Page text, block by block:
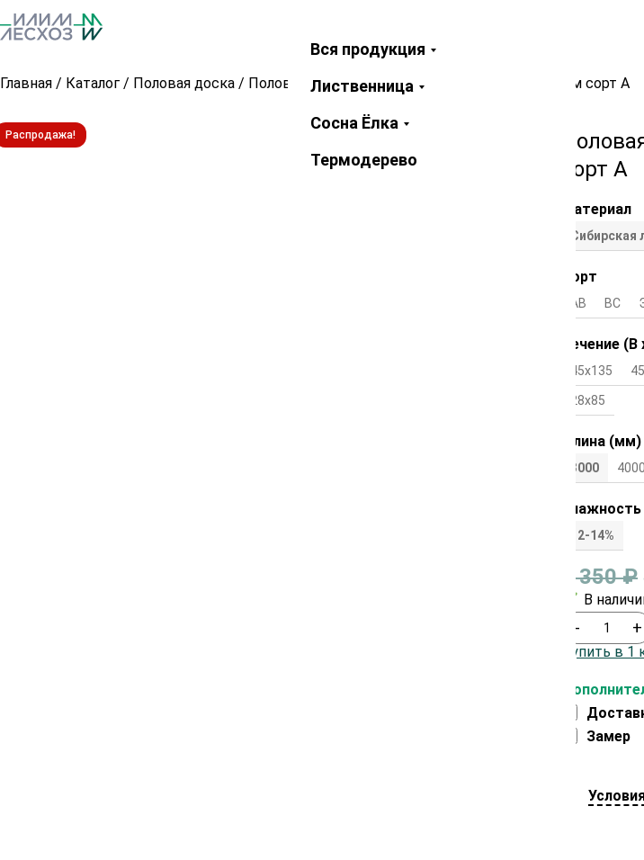
Закрыть
Вся продукция
Лиственница
Сосна Ёлка
Термодерево
Главная / Каталог / Половая доска / Половая доска из лиственницы 35х135х3000 мм сорт А
Распродажа!
сорт А
Материал
Сибирская
Сорт
АВ ВС
Сечение
45х135
28х85
Длина (мм)
3000 4000
Влажность
12-14%
4 350₽
В
Замер
- +
Купить в 1